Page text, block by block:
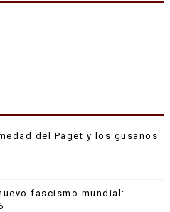
del Paget y los gusanos
fascismo mundial: